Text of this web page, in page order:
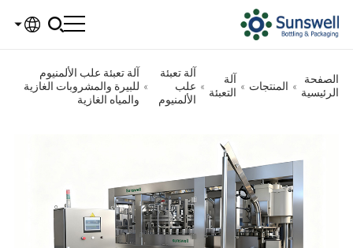
الصفحة
الرئيسية » المنتجات » آلة
التعبئة »
آلة تعبئة
علب
الألمنيوم
»
آلة تعبئة علب الألمنيوم
للبيرة والمشروبات الغازية
والمياه الغازية